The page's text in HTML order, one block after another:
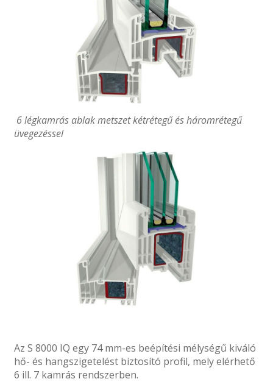
6 légkamrás ablak metszet kétrétegű és háromrétegű
üvegezéssel
Az S 8000 IQ egy 74 mm-es beépítési mélységű kiváló
hő- és hangszigetelést biztosító profil, mely elérhető
6 ill. 7 kamrás rendszerben.